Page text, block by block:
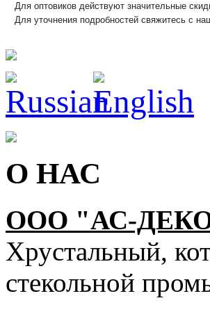
Для оптовиков действуют значительные
Для уточнения подробностей свяжитесь с
О НАС
ООО "АС-
Хрустальный,
стекольной